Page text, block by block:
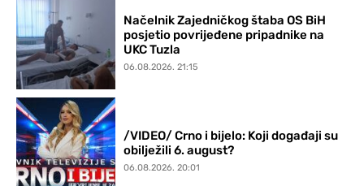
Načelnik Zajedničkog štaba OS BiH
posjetio povrijeđene pripadnike na
UKC Tuzla
06.08.2026. 21:15
/VIDEO/ Crno i bijelo: Koji događaji su
obilježili 6. august?
06.08.2026. 20:01